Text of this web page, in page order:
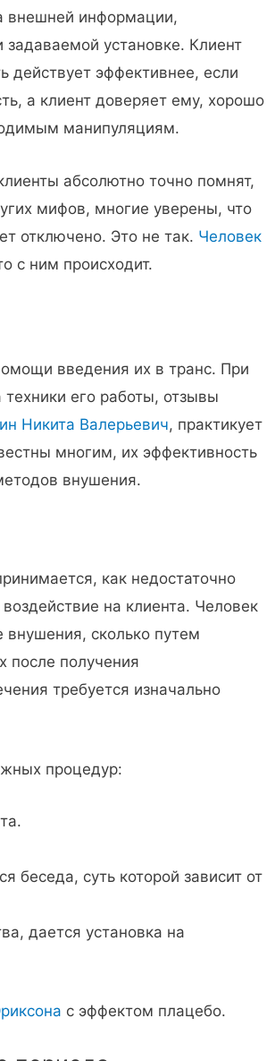
внешней информации,
установке. Клиент
действует эффективнее, если
а клиент доверяет ему, хорошо
манипуляциям.
абсолютно точно помнят,
мифов, многие уверены, что
отключено. Это не так. Человек
с ним происходит.
введения их в транс. При
его работы, отзывы
Никита Валерьевич, практикует
многим, их эффективность
внушения.
как недостаточно
на клиента. Человек
внушения, сколько путем
после получения
требуется изначально
процедур:
суть которой зависит от
дается установка на
с эффектом плацебо.